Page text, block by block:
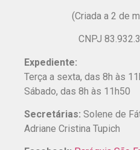
(Criada a 2 de
CNPJ
Expediente:
Terça a sexta, das 8h às
Sábado, das 8h às 11h50
Secretárias: Solene de
Adriane Cristina Tupich